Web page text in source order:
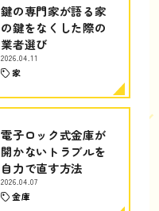
鍵の専門家が語る家
の鍵をなくした際の
業者選び
2026.04.11
家
電子ロック式金庫が
開かないトラブルを
自力で直す方法
2026.04.07
金庫